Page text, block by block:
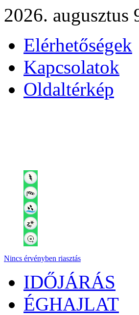
2026. augusztus
Elérhetőségek
Kapcsolatok
Oldaltérkép
Nincs érvényben riasztás
IDŐJÁRÁS
ÉGHAJLAT